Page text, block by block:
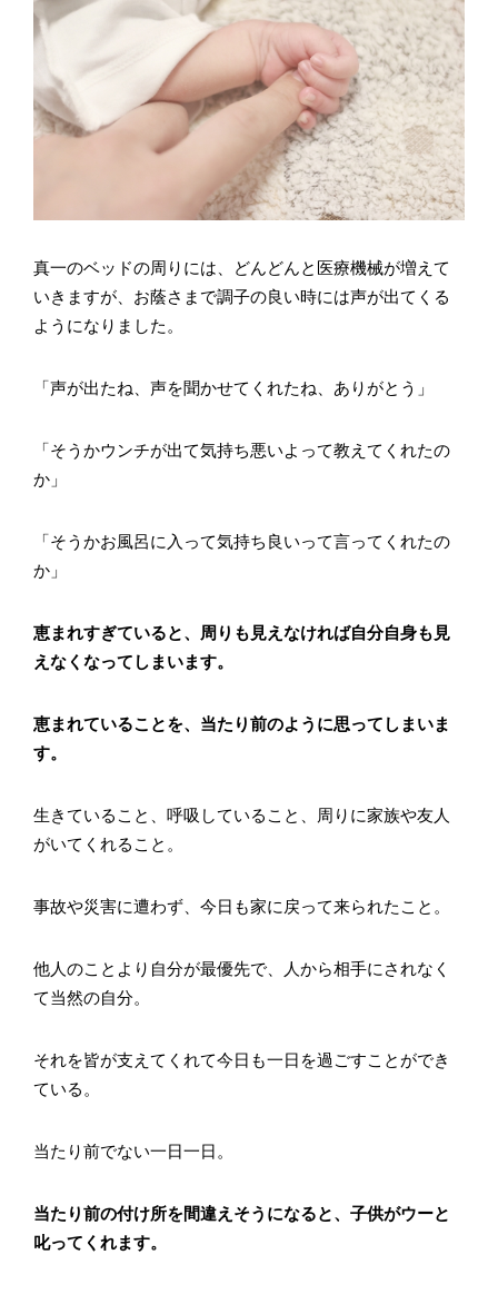
真一のベッドの周りには、どんどんと医療機械が増えて
いきますが、お蔭さまで調子の良い時には声が出てくる
ようになりました。
「声が出たね、声を聞かせてくれたね、ありがとう」
「そうかウンチが出て気持ち悪いよって教えてくれたの
か」
「そうかお風呂に入って気持ち良いって言ってくれたの
か」
恵まれすぎていると、周りも見えなければ自分自身も見
えなくなってしまいます。
恵まれていることを、当たり前のように思ってしまいま
す。
生きていること、呼吸していること、周りに家族や友人
がいてくれること。
事故や災害に遭わず、今日も家に戻って来られたこと。
他人のことより自分が最優先で、人から相手にされなく
て当然の自分。
それを皆が支えてくれて今日も一日を過ごすことができ
ている。
当たり前でない一日一日。
当たり前の付け所を間違えそうになると、子供がウーと
叱ってくれます。